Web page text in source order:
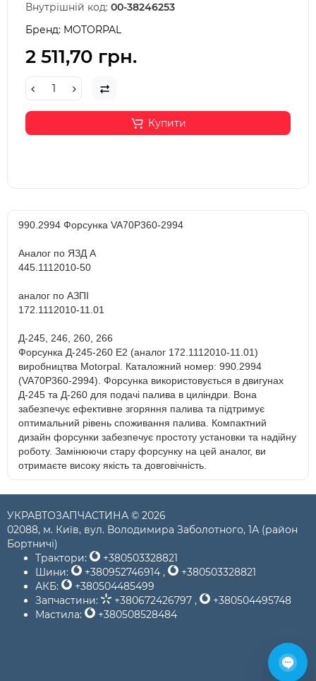
Внутрішній код: 00-38246253
Бренд: MOTORPAL
2 511,70 грн.
Купити
990.2994 Форсунка VA70P360-2994
Аналог по ЯЗД А
445.1112010-50
аналог по АЗПІ
172.1112010-11.01
Д-245, 246, 260, 266
Форсунка Д-245-260 Е2 (аналог 172.1112010-11.01)
виробництва Motorpal. Каталожний номер: 990.2994
(VA70P360-2994). Форсунка використовується в двигунах
Д-245 та Д-260 для подачі палива в циліндри. Вона
забезпечує ефективне згоряння палива та підтримує
оптимальний рівень споживання палива. Компактний
дизайн форсунки забезпечує простоту установки та надійну
роботу. Замінюючи стару форсунку на цей аналог, ви
отримаєте високу якість та довговічність.
УКРАВТОЗАПЧАСТИНА © 2026
02088, м. Київ, вул. Володимира Заболотного, 1А (район
Бортничі)
Трактори:
+380503328821
Шини:
+380952746914 ,
+380503328821
АКБ:
+380504485499
Запчастини:
+380672426797 ,
+380504495748
Мастила:
+380508528484